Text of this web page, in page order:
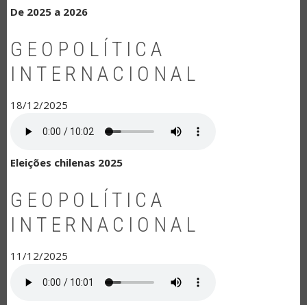
De 2025 a 2026
GEOPOLÍTICA
INTERNACIONAL
18/12/2025
Eleições chilenas 2025
GEOPOLÍTICA
INTERNACIONAL
11/12/2025